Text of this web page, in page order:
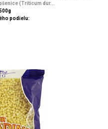
(Triticum dur...
podielu: